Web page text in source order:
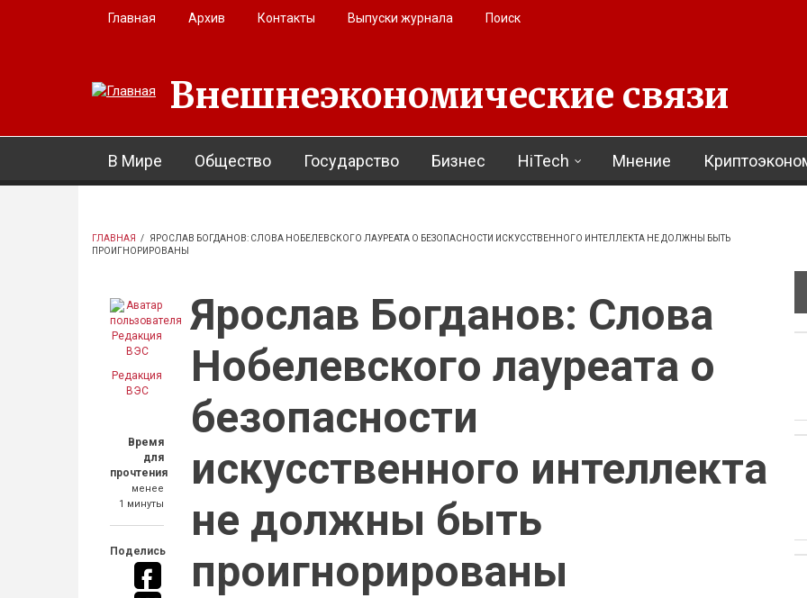
Перейти к основному содержанию
Главная Архив Контакты Выпуски журнала Поиск
Внешнеэкономические связи
В Мире Общество Государство Бизнес HiTech Мнение
ГЛАВНАЯ /
ЯРОСЛАВ БОГДАНОВ: СЛОВА НОБЕЛЕВСКОГО ЛАУРЕАТА О БЕЗОПАСНОСТИ ИСКУССТВЕННОГО ИНТЕЛЛЕКТА НЕ ДОЛЖНЫ БЫТЬ
ПРОИГНОРИРОВАНЫ
Редакция
ВЭС
Время
для
прочтения
менее
1 минуты
Поделись
Ярослав Богданов: Слова
Нобелевского лауреата о
безопасности
искусственного интеллекта
не должны быть
проигнорированы